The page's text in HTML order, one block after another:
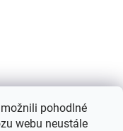
pohodlné
webu neustále